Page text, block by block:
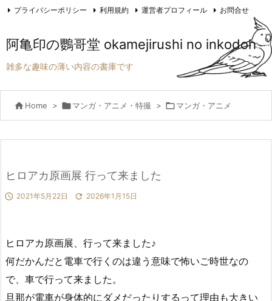
プライバシーポリシー 利用規約 運営者プロフィール お問合せ
阿亀印の鸚哥堂 okamejirushi no inkodoh
雑多な趣味の薄い内容の書庫です
 Home > マンガ・アニメ・特撮 > マンガ・アニメ
ヒロアカ原画展 行って来ました
 2021年5月22日  2026年1月15日
ヒロアカ原画展、行って来ました♪
何だかんだと電車で行くのは違う意味で怖いご時世なの
で、車で行って来ました。
旦那が電車が身体的にダメだったりするって理由も大きい